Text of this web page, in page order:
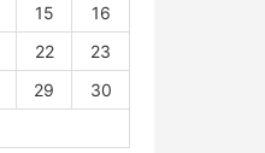
15
16
22
23
29
30